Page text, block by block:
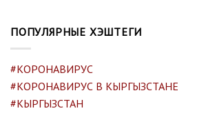
ПОПУЛЯРНЫЕ ХЭШТЕГИ
#КОРОНАВИРУС
#КОРОНАВИРУС В КЫРГЫЗСТАНЕ
#КЫРГЫЗСТАН